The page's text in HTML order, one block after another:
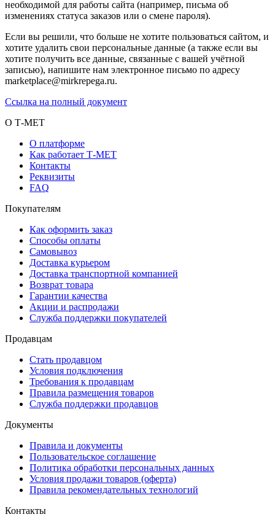
необходимой для работы сайта (например, письма об
изменениях статуса заказов или о смене пароля).
Если вы решили, что больше не хотите пользоваться сайтом, и
хотите удалить свои персональные данные (а также если вы
хотите получить все данные, связанные с вашей учётной
записью), напишите нам электронное письмо по адресу
marketplace@mirkrepega.ru.
Ссылка на полный документ
О Т-МЕТ
О платформе
Как работает Т-МЕТ
Контакты
Реквизиты
FAQ
Покупателям
Как оформить заказ
Способы оплаты
Самовывоз
Доставка курьером
Доставка транспортной компанией
Возврат товара
Гарантии качества
Акции и распродажи
Служба поддержки покупателей
Продавцам
Стать продавцом
Условия подключения
Требования к продавцам
Правила размещения товаров
Служба поддержки продавцов
Документы
Правила и документы
Пользовательское соглашение
Политика обработки персональных данных
Условия продажи товаров (оферта)
Правила рекомендательных технологий
Контакты